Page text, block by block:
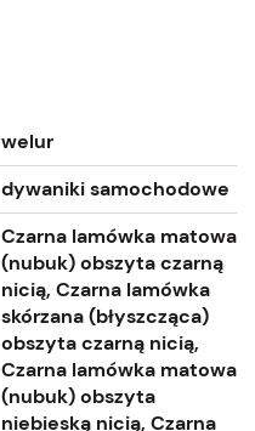
welur
dywaniki samochodowe
Czarna lamówka matowa
(nubuk) obszyta czarną
nicią, Czarna lamówka
skórzana (błyszcząca)
obszyta czarną nicią,
Czarna lamówka matowa
(nubuk) obszyta
niebieską nicią, Czarna